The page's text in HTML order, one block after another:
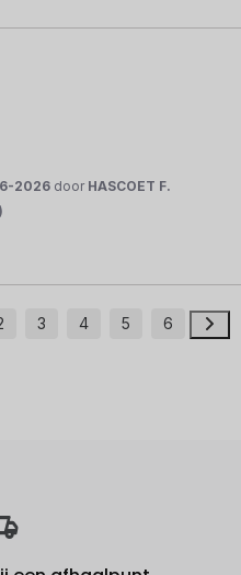
2026 door HASCOET F.
3 4 5 6